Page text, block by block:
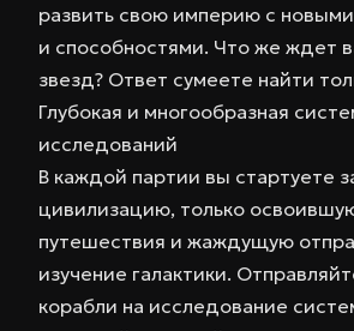
развить свою империю с
и способностями. Что же ждет
звезд? Ответ сумеете найти
Глубокая и многообразная
исследований
В каждой партии вы стартуете
цивилизацию, только
путешествия и жаждущую
изучение галактики.
корабли на исследование